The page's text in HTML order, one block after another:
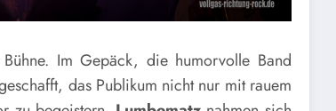
Im Gepäck, die humorvolle Band
das Publikum nicht nur mit rauem